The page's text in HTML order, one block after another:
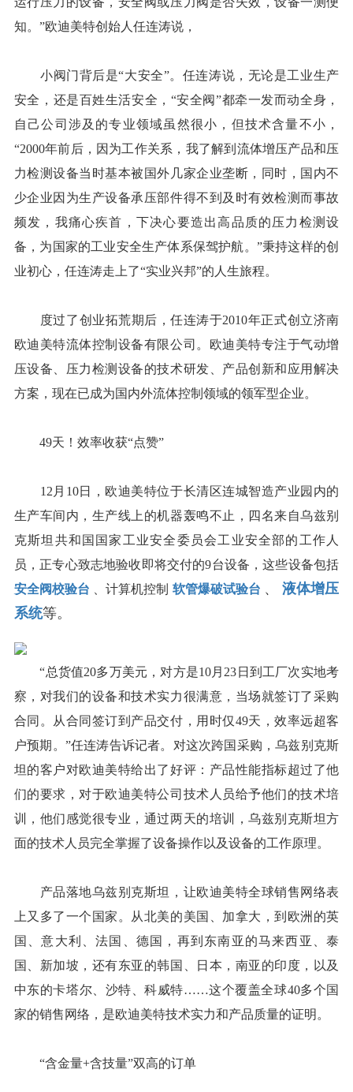
知。”欧迪美特创始人任连涛说，
小阀门背后是“大安全”。任连涛说，无论是工业生产
安全，还是百姓生活安全，“安全阀”都牵一发而动全身，
自己公司涉及的专业领域虽然很小，但技术含量不小，
“2000年前后，因为工作关系，我了解到流体增压产品和压
力检测设备当时基本被国外几家企业垄断，同时，国内不
少企业因为生产设备承压部件得不到及时有效检测而事故
频发，我痛心疾首，下决心要造出高品质的压力检测设
备，为国家的工业安全生产体系保驾护航。”秉持这样的创
业初心，任连涛走上了“实业兴邦”的人生旅程。
度过了创业拓荒期后，任连涛于2010年正式创立济南
欧迪美特流体控制设备有限公司。欧迪美特专注于气动增
压设备、压力检测设备的技术研发、产品创新和应用解决
方案，现在已成为国内外流体控制领域的领军型企业。
49天！效率收获“点赞”
12月10日，欧迪美特位于长清区连城智造产业园内的
生产车间内，生产线上的机器轰鸣不止，四名来自乌兹别
克斯坦共和国国家工业安全委员会工业安全部的工作人
员，正专心致志地验收即将交付的9台设备，这些设备包括
安全阀校验台
、计算机控制 软管爆破试验台 、
液体增压
系统等。
“总货值20多万美元，对方是10月23日到工厂次实地考
察，对我们的设备和技术实力很满意，当场就签订了采购
合同。从合同签订到产品交付，用时仅49天，效率远超客
户预期。”任连涛告诉记者。对这次跨国采购，乌兹别克斯
坦的客户对欧迪美特给出了好评：产品性能指标超过了他
们的要求，对于欧迪美特公司技术人员给予他们的技术培
训，他们感觉很专业，通过两天的培训，乌兹别克斯坦方
面的技术人员完全掌握了设备操作以及设备的工作原理。
产品落地乌兹别克斯坦，让欧迪美特全球销售网络表
上又多了一个国家。从北美的美国、加拿大，到欧洲的英
国、意大利、法国、德国，再到东南亚的马来西亚、泰
国、新加坡，还有东亚的韩国、日本，南亚的印度，以及
中东的卡塔尔、沙特、科威特……这个覆盖全球40多个国
家的销售网络，是欧迪美特技术实力和产品质量的证明。
“含金量+含技量”双高的订单